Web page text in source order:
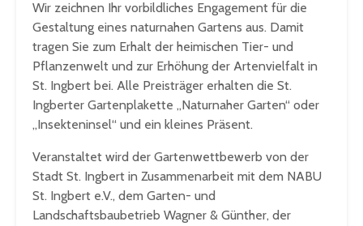
Wir zeichnen Ihr vorbildliches Engagement für die
Gestaltung eines naturnahen Gartens aus. Damit
tragen Sie zum Erhalt der heimischen Tier- und
Pflanzenwelt und zur Erhöhung der Artenvielfalt in
St. Ingbert bei. Alle Preisträger erhalten die St.
Ingberter Gartenplakette „Naturnaher Garten“ oder
„Insekteninsel“ und ein kleines Präsent.
Veranstaltet wird der Gartenwettbewerb von der
Stadt St. Ingbert in Zusammenarbeit mit dem NABU
St. Ingbert e.V., dem Garten- und
Landschaftsbaubetrieb Wagner & Günther, der